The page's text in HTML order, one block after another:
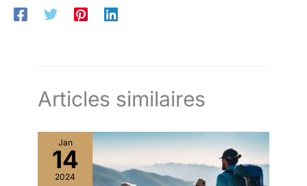
Articles similaires
Jan
14
2024